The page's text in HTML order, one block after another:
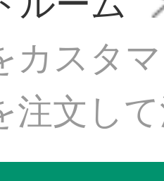
カスタ
文し